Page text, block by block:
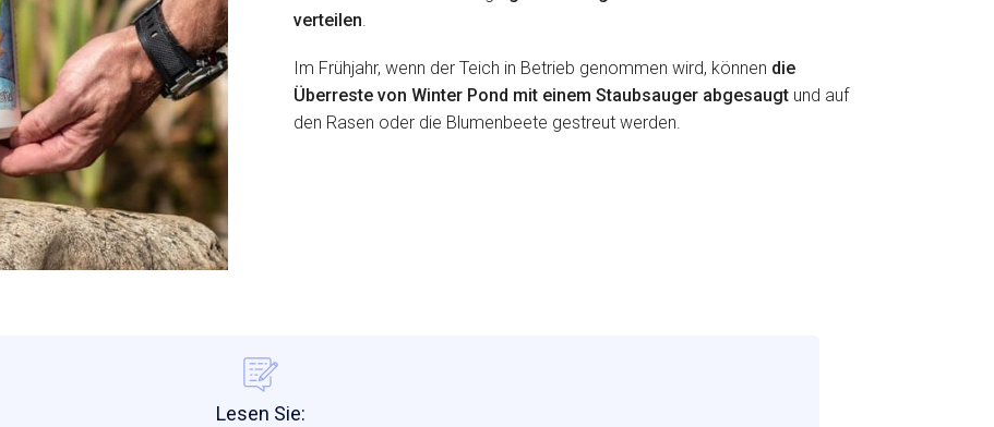
verteilen
Im Frühjahr, wenn der Teich in Betrieb genommen wird, können die
Überreste von Winter Pond mit einem Staubsauger abgesaugt und auf
den Rasen oder die Blumenbeete gestreut werden.
Lesen Sie: